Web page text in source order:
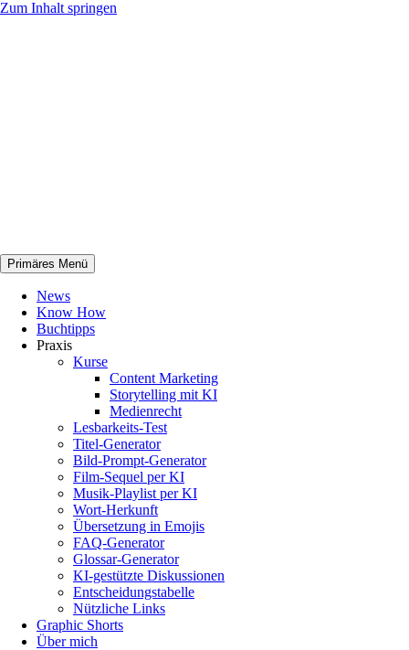
Zum Inhalt springen
netknowhow
Primäres Menü
News
Know How
Buchtipps
Praxis
Kurse
Content Marketing
Storytelling mit KI
Medienrecht
Lesbarkeits-Test
Titel-Generator
Bild-Prompt-Generator
Film-Sequel per KI
Musik-Playlist per KI
Wort-Herkunft
Übersetzung in Emojis
FAQ-Generator
Glossar-Generator
KI-gestützte Diskussionen
Entscheidungstabelle
Nützliche Links
Graphic Shorts
Über mich